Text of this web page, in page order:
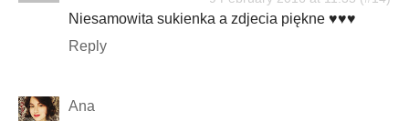
Niesamowita sukienka a zdjecia piękne ♥♥♥
Reply
Ana